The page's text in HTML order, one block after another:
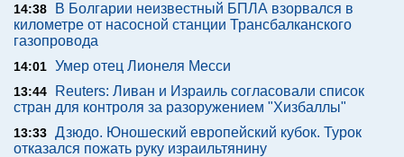
14:38
В Болгарии неизвестный БПЛА взорвался в
километре от насосной станции Трансбалканского
газопровода
14:01 Умер отец Лионеля Месси
13:44
Reuters: Ливан и Израиль согласовали список
стран для контроля за разоружением "Хизбаллы"
13:33 Дзюдо. Юношеский европейский кубок. Турок
отказался пожать руку израильтянину